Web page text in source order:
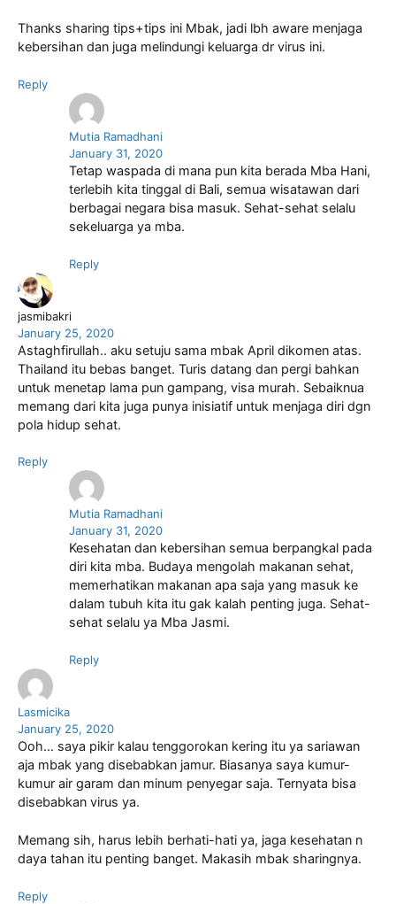
Thanks sharing tips+tips ini Mbak, jadi lbh aware menjaga
kebersihan dan juga melindungi keluarga dr virus ini.
Reply
Mutia Ramadhani
January 31, 2020
Tetap waspada di mana pun kita berada Mba Hani,
terlebih kita tinggal di Bali, semua wisatawan dari
berbagai negara bisa masuk. Sehat-sehat selalu
sekeluarga ya mba.
Reply
jasmibakri
January 25, 2020
Astaghfirullah.. aku setuju sama mbak April dikomen atas.
Thailand itu bebas banget. Turis datang dan pergi bahkan
untuk menetap lama pun gampang, visa murah. Sebaiknua
memang dari kita juga punya inisiatif untuk menjaga diri dgn
pola hidup sehat.
Reply
Mutia Ramadhani
January 31, 2020
Kesehatan dan kebersihan semua berpangkal pada
diri kita mba. Budaya mengolah makanan sehat,
memerhatikan makanan apa saja yang masuk ke
dalam tubuh kita itu gak kalah penting juga. Sehat-
sehat selalu ya Mba Jasmi.
Reply
Lasmicika
January 25, 2020
Ooh… saya pikir kalau tenggorokan kering itu ya sariawan
aja mbak yang disebabkan jamur. Biasanya saya kumur-
kumur air garam dan minum penyegar saja. Ternyata bisa
disebabkan virus ya.
Memang sih, harus lebih berhati-hati ya, jaga kesehatan n
daya tahan itu penting banget. Makasih mbak sharingnya.
Reply